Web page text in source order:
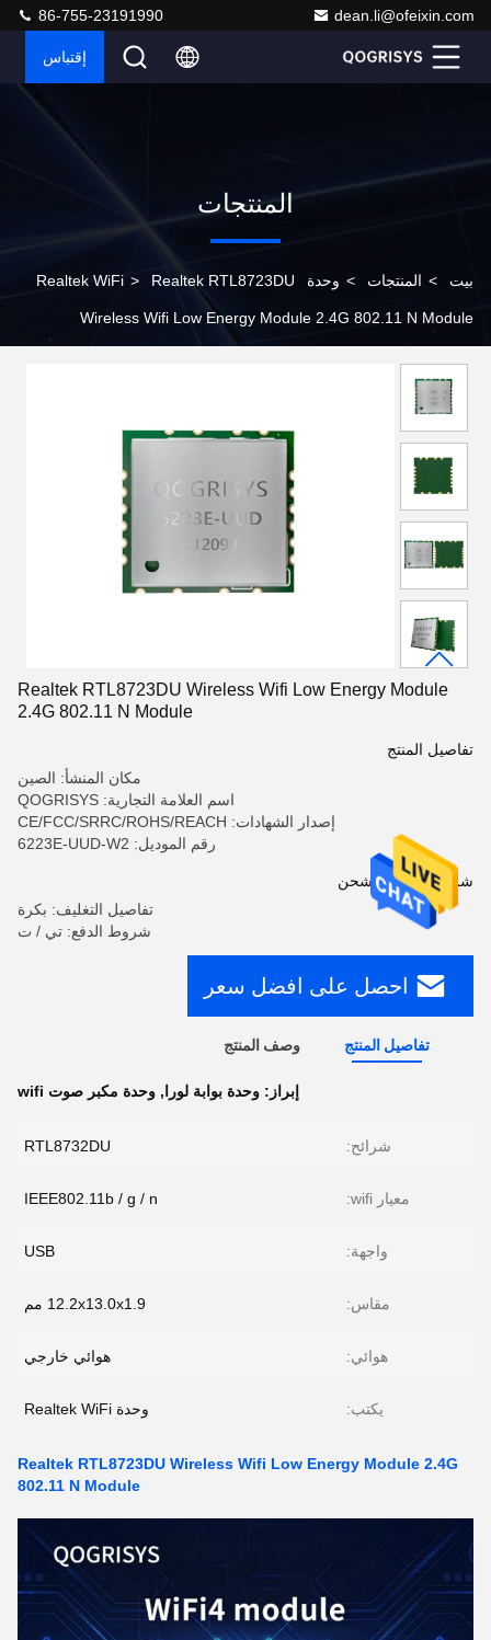
dean.li@ofeixin.com
86-755-23191990
إقتباس
المنتجات
بيت > المنتجات > وحدة Realtek WiFi > Realtek RTL8723DU
Wireless Wifi Low Energy Module 2.4G 802.11 N Module
Realtek RTL8723DU Wireless Wifi Low Energy Module
2.4G 802.11 N Module
تفاصيل المنتج
مكان المنشأ: الصين
اسم العلامة التجارية: QOGRISYS
إصدار الشهادات: CE/FCC/SRRC/ROHS/REACH
رقم الموديل: 6223E-UUD-W2
شروط الدفع والشحن
تفاصيل التغليف: بكرة
شروط الدفع: تي / ت
احصل على افضل سعر
تفاصيل المنتج وصف المنتج
إبراز: وحدة بوابة لورا , وحدة مكبر صوت wifi
شرائح: RTL8732DU
معيار wifi: IEEE802.11b / g / n
واجهة: USB
مقاس: 12.2x13.0x1.9 مم
هوائي: هوائي خارجي
يكتب: وحدة Realtek WiFi
Realtek RTL8723DU Wireless Wifi Low Energy Module 2.4G
802.11 N Module